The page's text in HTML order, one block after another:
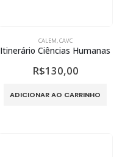
CALEM,CAVC
Itinerário Ciências Humanas
R$130,00
ADICIONAR AO CARRINHO